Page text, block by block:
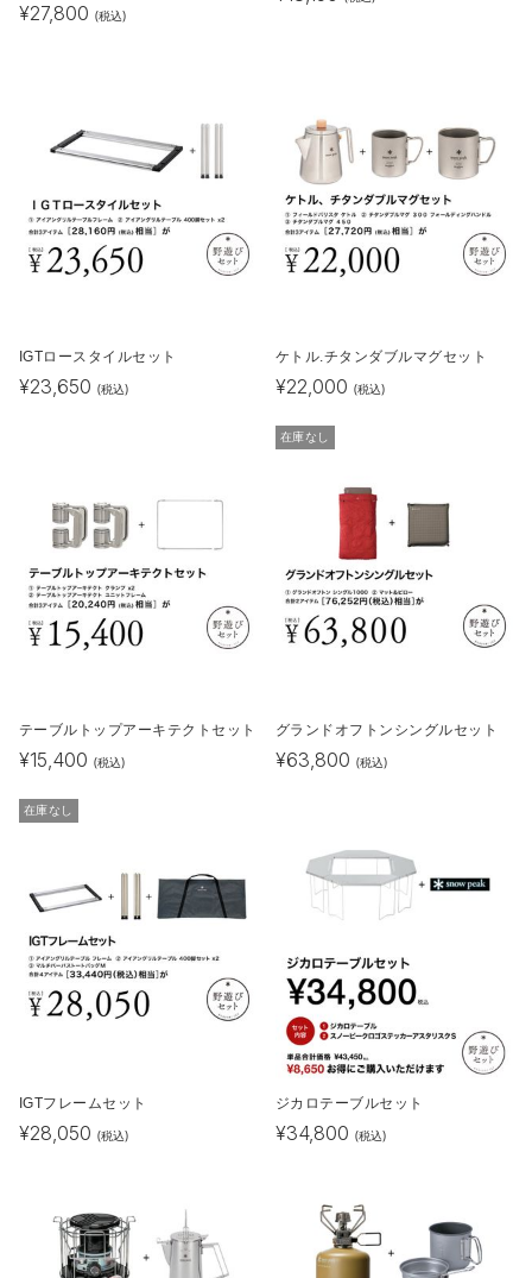
¥27,800 (税込)
IGTロースタイルセット
¥23,650 (税込)
ケトル.チタンダブルマグセット
¥22,000 (税込)
テーブルトップアーキテクトセット
¥15,400 (税込)
在庫なし
グランドオフトンシングルセット
¥63,800 (税込)
在庫なし
IGTフレームセット
¥28,050 (税込)
ジカロテーブルセット
¥34,800 (税込)